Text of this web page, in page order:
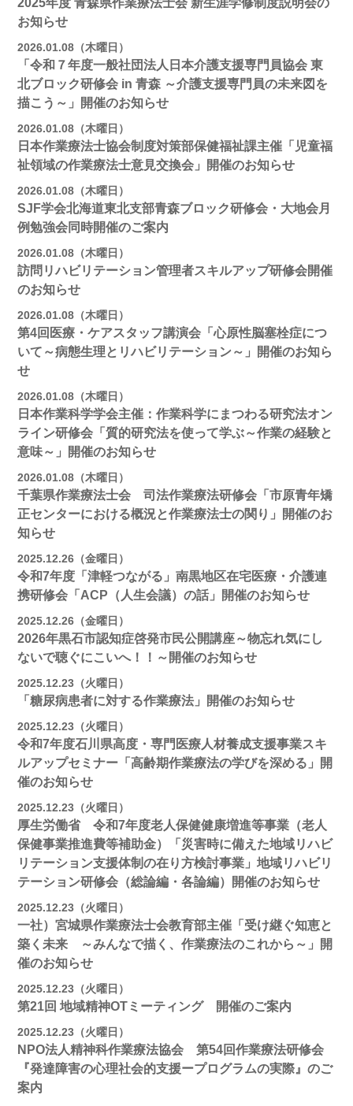
2025年度 青森県作業療法士会 新生涯学修制度説明会の
お知らせ
2026.01.08（木曜日）
「令和７年度一般社団法人日本介護支援専門員協会 東
北ブロック研修会 in 青森 ～介護支援専門員の未来図を
描こう～」開催のお知らせ
2026.01.08（木曜日）
日本作業療法士協会制度対策部保健福祉課主催「児童福
祉領域の作業療法士意見交換会」開催のお知らせ
2026.01.08（木曜日）
SJF学会北海道東北支部青森ブロック研修会・大地会月
例勉強会同時開催のご案内
2026.01.08（木曜日）
訪問リハビリテーション管理者スキルアップ研修会開催
のお知らせ
2026.01.08（木曜日）
第4回医療・ケアスタッフ講演会「心原性脳塞栓症につ
いて～病態生理とリハビリテーション～」開催のお知ら
せ
2026.01.08（木曜日）
日本作業科学学会主催：作業科学にまつわる研究法オン
ライン研修会「質的研究法を使って学ぶ～作業の経験と
意味～」開催のお知らせ
2026.01.08（木曜日）
千葉県作業療法士会 司法作業療法研修会「市原青年矯
正センターにおける概況と作業療法士の関り」開催のお
知らせ
2025.12.26（金曜日）
令和7年度「津軽つながる」南黒地区在宅医療・介護連
携研修会「ACP（人生会議）の話」開催のお知らせ
2025.12.26（金曜日）
2026年黒石市認知症啓発市民公開講座～物忘れ気にし
ないで聴ぐにこいへ！！～開催のお知らせ
2025.12.23（火曜日）
「糖尿病患者に対する作業療法」開催のお知らせ
2025.12.23（火曜日）
令和7年度石川県高度・専門医療人材養成支援事業スキ
ルアップセミナー「高齢期作業療法の学びを深める」開
催のお知らせ
2025.12.23（火曜日）
厚生労働省 令和7年度老人保健健康増進等事業（老人
保健事業推進費等補助金）「災害時に備えた地域リハビ
リテーション支援体制の在り方検討事業」地域リハビリ
テーション研修会（総論編・各論編）開催のお知らせ
2025.12.23（火曜日）
一社）宮城県作業療法士会教育部主催「受け継ぐ知恵と
築く未来 ～みんなで描く、作業療法のこれから～」開
催のお知らせ
2025.12.23（火曜日）
第21回 地域精神OTミーティング 開催のご案内
2025.12.23（火曜日）
NPO法人精神科作業療法協会 第54回作業療法研修会
『発達障害の心理社会的支援ープログラムの実際』のご
案内